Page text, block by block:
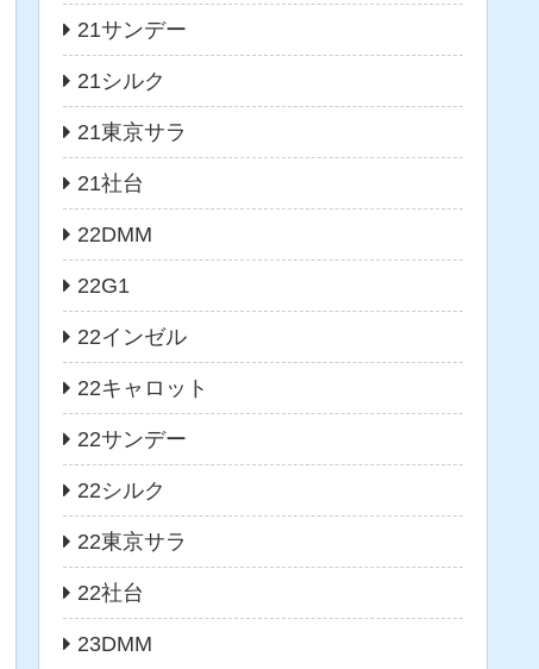
21サンデー
21シルク
21東京サラ
21社台
22DMM
22G1
22インゼル
22キャロット
22サンデー
22シルク
22東京サラ
22社台
23DMM